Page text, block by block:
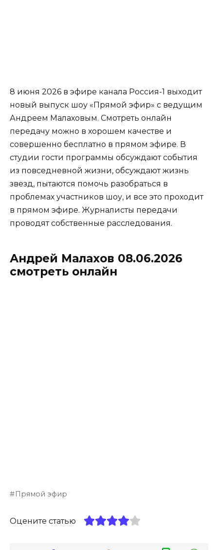
8 июня 2026 в эфире канала Россия-1 выходит
новый выпуск шоу «Прямой эфир» с ведущим
Андреем Малаховым. Смотреть онлайн
передачу можно в хорошем качестве и
совершенно бесплатно в прямом эфире. В
студии гости программы обсуждают события
из повседневной жизни, обсуждают жизнь
звезд, пытаются помочь разобраться в
проблемах участников шоу, и все это проходит
в прямом эфире. Журналисты передачи
проводят собственные расследования.
Андрей Малахов 08.06.2026
смотреть онлайн
Прямой эфир
Оцените статью